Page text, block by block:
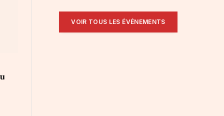
VOIR TOUS LES ÉVÉNEMENTS